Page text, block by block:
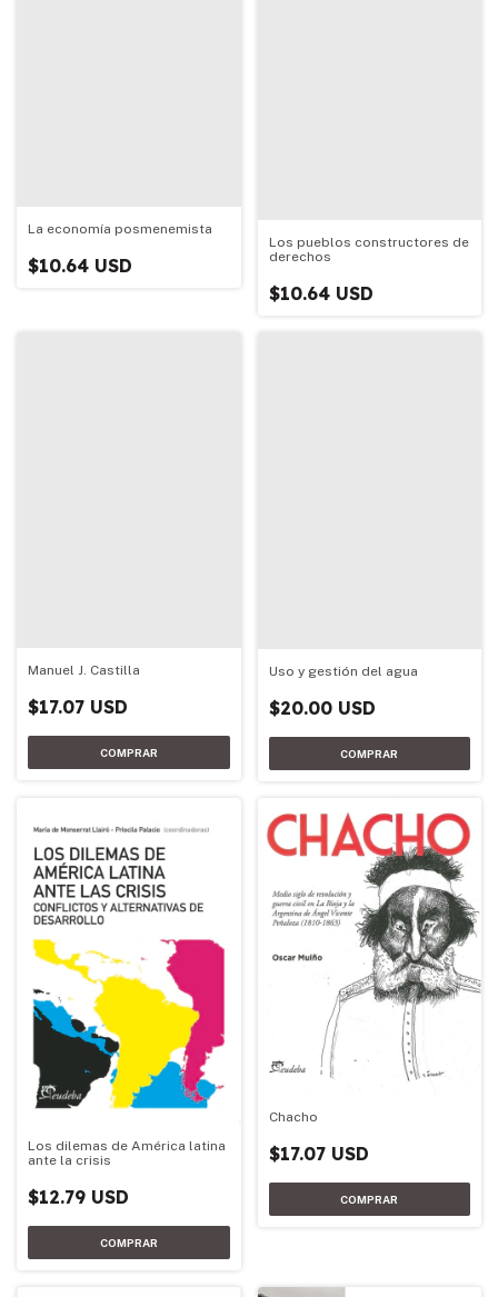
La economía posmenemista
$10.64 USD
Los pueblos constructores de
derechos
$10.64 USD
Manuel J. Castilla
$17.07 USD
Uso y gestión del agua
$20.00 USD
Los dilemas de América latina
ante la crisis
$12.79 USD
Chacho
$17.07 USD